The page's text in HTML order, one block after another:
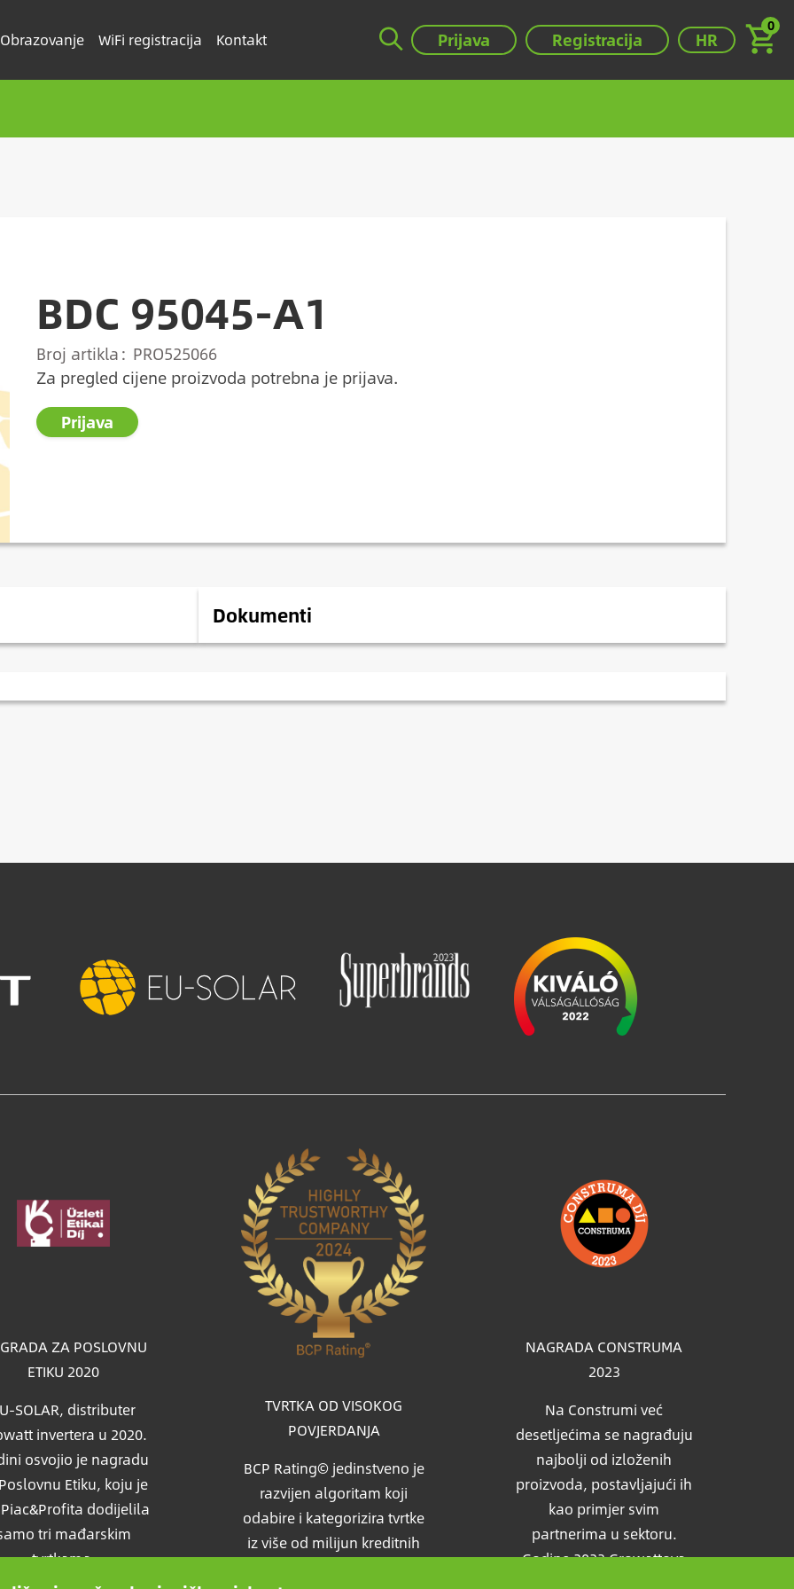
Obrazovanje WiFi registracija Kontakt Prijava Registracija Válassza ki a
HR
0
BDC 95045-A1
Broj artikla
PRO525066
Za pregled cijene proizvoda potrebna je prijava.
Prijava
Dokumenti
ZA POSLOVNU
ETIKU 2020
SOLAR, distributer
invertera u 2020.
osvojio je nagradu
Etiku, koju je
dodijelila
tri mađarskim
tvrtkama.
TVRTKA OD VISOKOG
POVJERDANJA
BCP Rating© jedinstveno je
razvijen algoritam koji
odabire i kategorizira tvrtke
iz više od milijun kreditnih
NAGRADA CONSTRUMA
2023
Na Construmi već
desetljećima se nagrađuju
najbolji od izloženih
proizvoda, postavljajući ih
kao primjer svim
partnerima u sektoru.
Godine 2023 Growattova